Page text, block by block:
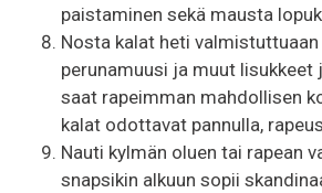
paistaminen sekä mausta
Nosta kalat heti
perunamuusi ja muut
saat rapeimman mahdollisen
kalat odottavat pannulla,
Nauti kylmän oluen tai rapean
snapsikin alkuun sopii